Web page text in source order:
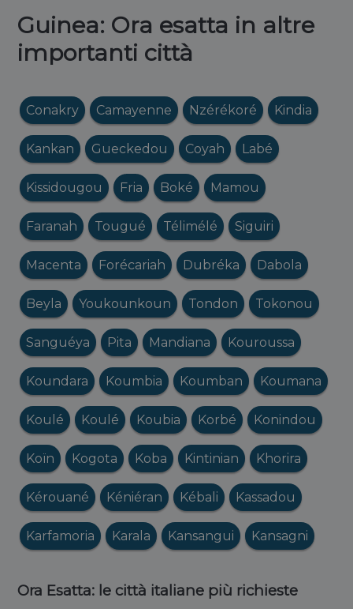
Guinea: Ora esatta in altre
importanti città
Conakry Camayenne Nzérékoré Kindia
Kankan Gueckedou Coyah Labé
Kissidougou Fria Boké Mamou
Faranah Tougué Télimélé Siguiri
Macenta Forécariah Dubréka Dabola
Beyla Youkounkoun Tondon Tokonou
Sanguéya Pita Mandiana Kouroussa
Koundara Koumbia Koumban Koumana
Koulé Koulé Koubia Korbé Konindou
Koïn Kogota Koba Kintinian Khorira
Kérouané Kéniéran Kébali Kassadou
Karfamoria Karala Kansangui Kansagni
Ora Esatta: le città italiane più richieste